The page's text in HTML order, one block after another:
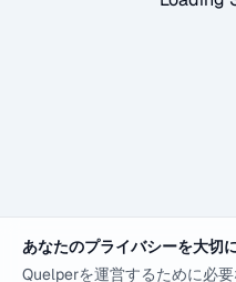
あなたのプライバシーを大切
Quelperを運営するために必